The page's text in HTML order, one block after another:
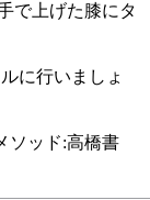
で上げた膝にタ
に行いましょ
ソッド:高橋書